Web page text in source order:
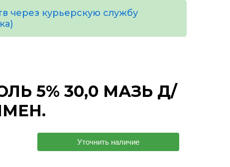
через курьерскую службу
5% 30,0 МАЗЬ Д/
Уточнить наличие